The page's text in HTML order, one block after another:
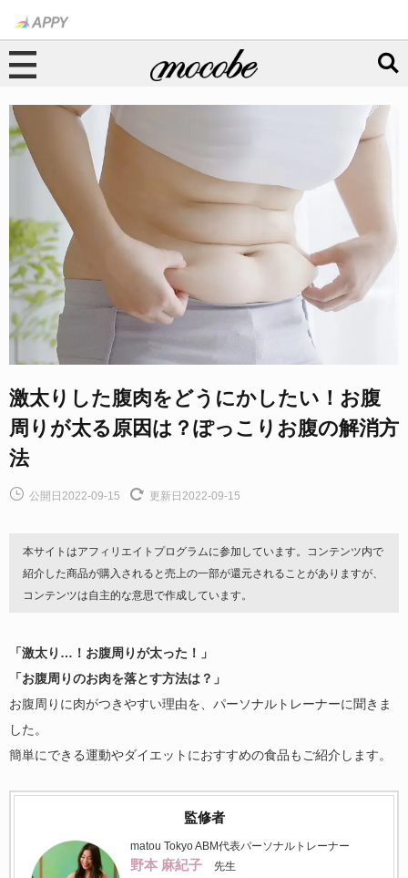
激太りした腹肉をどうにかしたい！お腹
周りが太る原因は？ぽっこりお腹の解消方
法
公開日2022-09-15 更新日2022-09-15
本サイトはアフィリエイトプログラムに参加しています。コンテンツ内で
紹介した商品が購入されると売上の一部が還元されることがありますが、
コンテンツは自主的な意思で作成しています。
「激太り…！お腹周りが太った！」
「お腹周りのお肉を落とす方法は？」
お腹周りに肉がつきやすい理由を、パーソナルトレーナーに聞きま
した。
簡単にできる運動やダイエットにおすすめの食品もご紹介します。
監修者
matou Tokyo ABM代表パーソナルトレーナー
野本 麻紀子 先生